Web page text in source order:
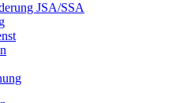
JSA/SSA